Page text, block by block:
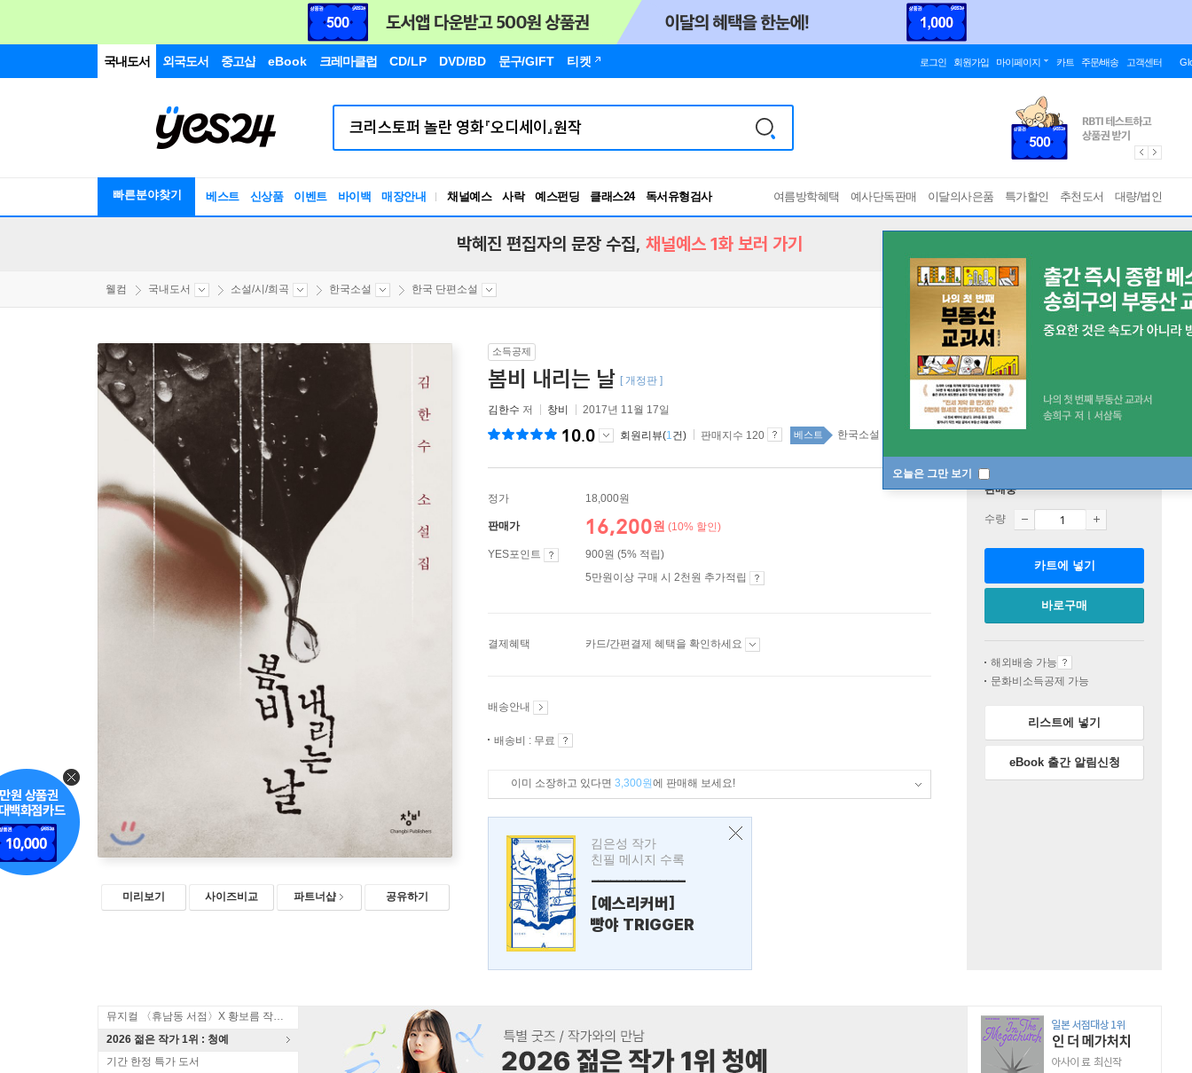
국내도서 외국도서 중고샵 eBook 크레마클럽 CD/LP DVD/BD 문구/GIFT 티켓 로그인 회원가입 마이페이지 카트 주문/배송 고객센터
빠른분야찾기 베스트 신상품 이벤트 바이백 매장안내 채널예스 사락 예스펀딩 클래스24
독서유형검사
RBTI Lab
여름방학혜택 예사단독판매 이달의사은품 특가할인 추천도서 대량/법인
오늘은 그만 보기
박혜진 편집자의 문장 수집, 채널예스 1화 보러 가기
웰컴 국내도서 소설/시/희곡 한국소설 한국 단편소설
미리보기 사이즈비교 파트너샵 공유하기
소득공제
봄비 내리는 날 [ 개정판 ]
김한수 저 창비 2017년 11월 17일
10.0 회원리뷰(1건) 판매지수 120 베스트 한국소설 top100 1주
정가 18,000원
판매가 16,200원 (10% 할인)
YES포인트
900원 (5% 적립)
5만원이상 구매 시 2천원 추가적립
결제혜택 카드/간편결제 혜택을 확인하세요
배송안내
배송비 : 무료
이미 소장하고 있다면 3,300원에 판매해 보세요!
김은성 작가
친필 메시지 수록
---------------
[예스리커버]
빵야 TRIGGER
판매중
수량
카트에 넣기
바로구매
해외배송 가능
문화비소득공제 가능
리스트에 넣기
eBook 출간 알림신청
뮤지컬 〈휴남동 서점〉X 황보름 작가 북토크
2026 젊은 작가 1위 : 청예
기간 한정 특가 도서